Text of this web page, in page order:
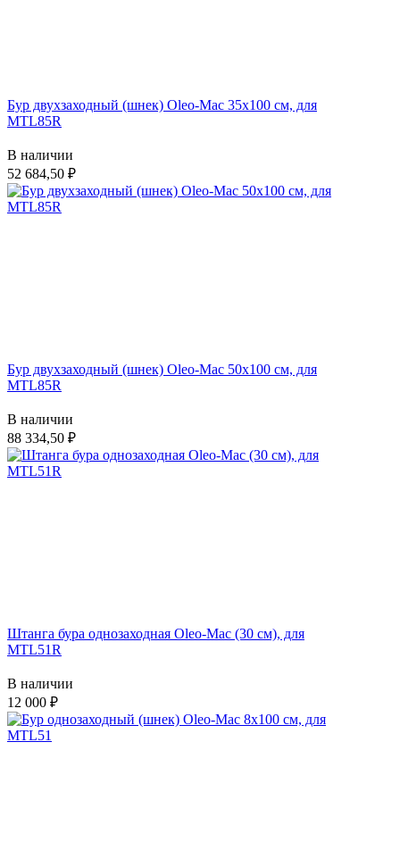
Бур двухзаходный (шнек) Oleo-Mac 35х100 см, для
MTL85R
В наличии
52 684,50
Бур двухзаходный (шнек) Oleo-Mac 50х100 см, для
MTL85R
В наличии
88 334,50
Штанга бура однозаходная Oleo-Mac (30 см), для
MTL51R
В наличии
12 000